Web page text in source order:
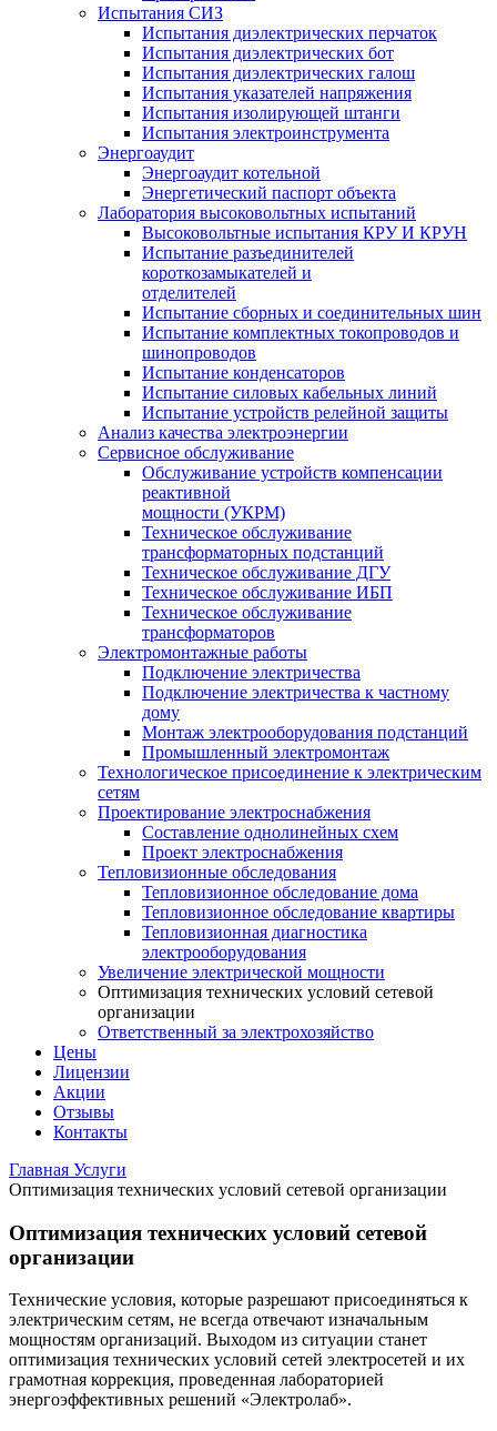
Испытания СИЗ
Испытания диэлектрических перчаток
Испытания диэлектрических бот
Испытания диэлектрических галош
Испытания указателей напряжения
Испытания изолирующей штанги
Испытания электроинструмента
Энергоаудит
Энергоаудит котельной
Энергетический паспорт объекта
Лаборатория высоковольтных испытаний
Высоковольтные испытания КРУ И КРУН
Испытание разъединителей
короткозамыкателей и
отделителей
Испытание сборных и соединительных шин
Испытание комплектных токопроводов и
шинопроводов
Испытание конденсаторов
Испытание силовых кабельных линий
Испытание устройств релейной защиты
Анализ качества электроэнергии
Сервисное обслуживание
Обслуживание устройств компенсации
реактивной
мощности (УКРМ)
Техническое обслуживание
трансформаторных подстанций
Техническое обслуживание ДГУ
Техническое обслуживание ИБП
Техническое обслуживание
трансформаторов
Электромонтажные работы
Подключение электричества
Подключение электричества к частному
дому
Монтаж электрооборудования подстанций
Промышленный электромонтаж
Технологическое присоединение к электрическим
сетям
Проектирование электроснабжения
Составление однолинейных схем
Проект электроснабжения
Тепловизионные обследования
Тепловизионное обследование дома
Тепловизионное обследование квартиры
Тепловизионная диагностика
электрооборудования
Увеличение электрической мощности
Оптимизация технических условий сетевой
организации
Ответственный за электрохозяйство
Цены
Лицензии
Акции
Отзывы
Контакты
Главная Услуги
Оптимизация технических условий сетевой организации
Оптимизация технических условий сетевой
организации
Технические условия, которые разрешают присоединяться к
электрическим сетям, не всегда отвечают изначальным
мощностям организаций. Выходом из ситуации станет
оптимизация технических условий сетей электросетей и их
грамотная коррекция, проведенная лабораторией
энергоэффективных решений «Электролаб».